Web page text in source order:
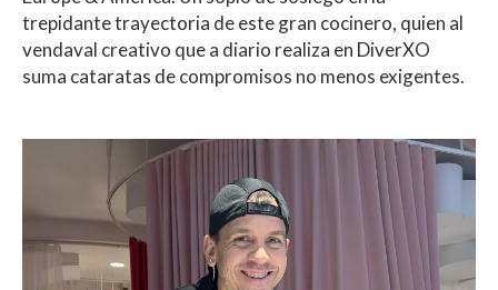
trepidante trayectoria de este gran cocinero, quien al
vendaval creativo que a diario realiza en DiverXO
suma cataratas de compromisos no menos exigentes.